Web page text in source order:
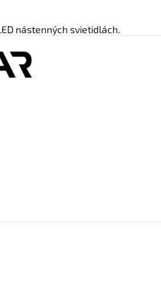
nástenných svietidlách.